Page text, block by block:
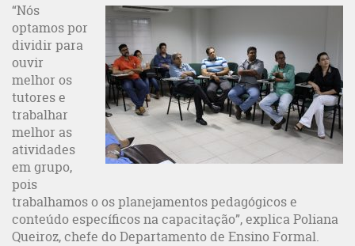
“Nós
optamos por
dividir para
ouvir
melhor os
tutores e
trabalhar
melhor as
atividades
em grupo,
pois
trabalhamos o os planejamentos pedagógicos e
conteúdo específicos na capacitação”, explica Poliana
Queiroz, chefe do Departamento de Ensino Formal.